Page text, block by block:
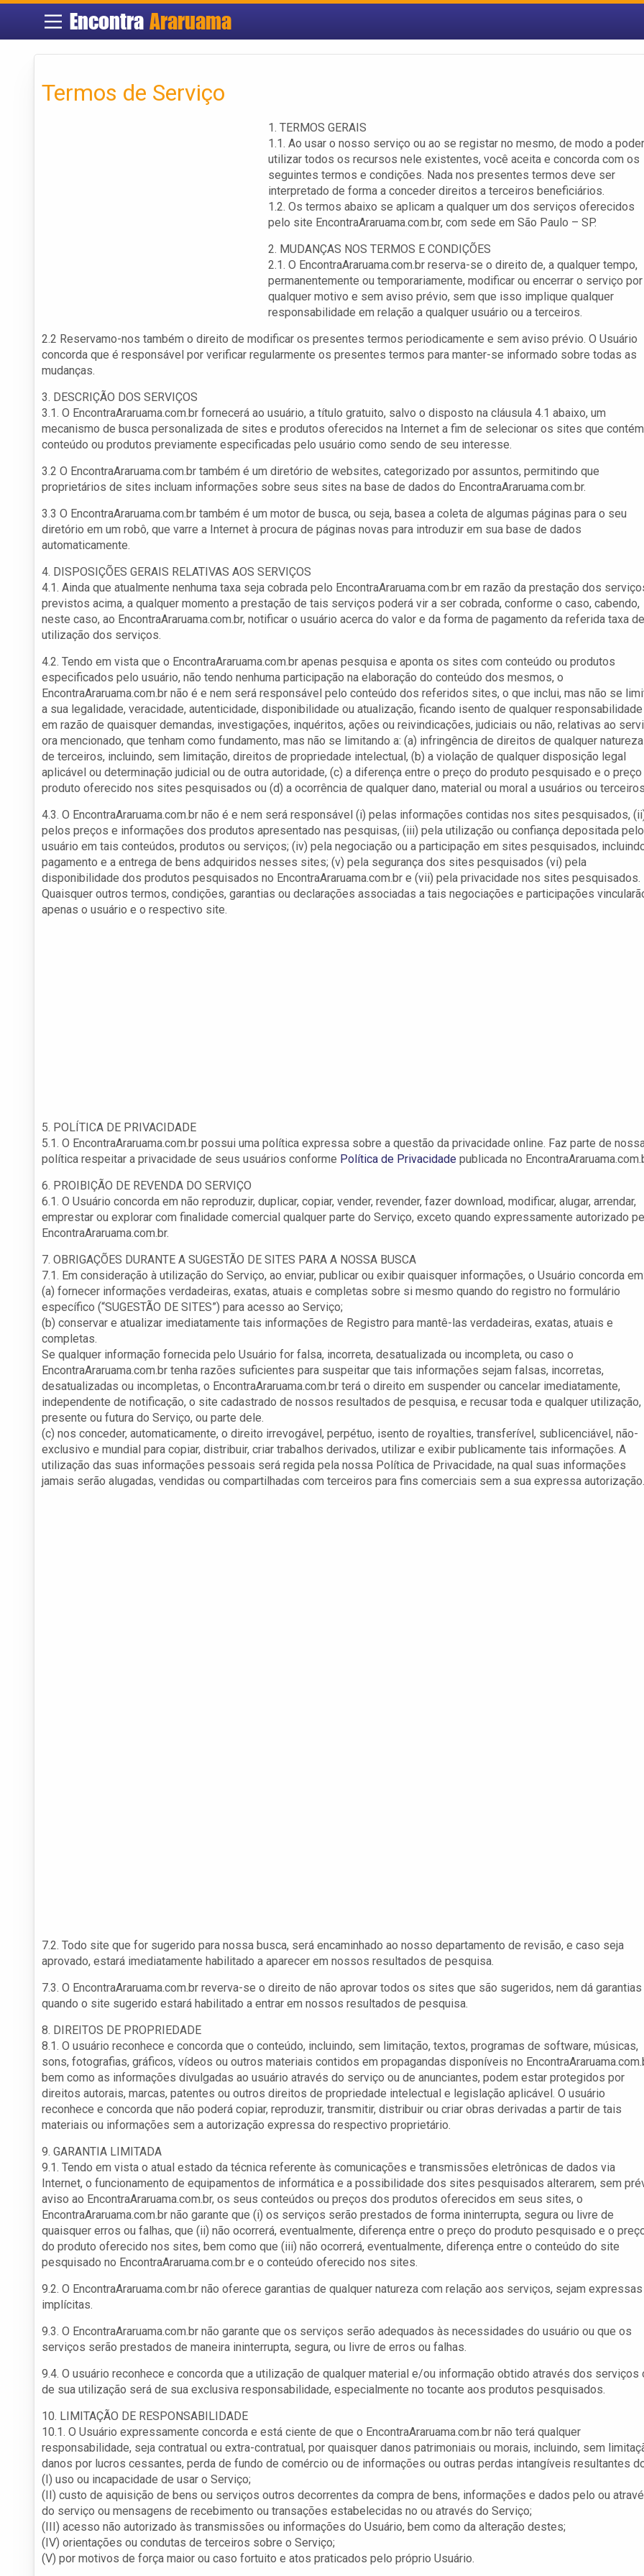
EncontraAraruama
Termos de Serviço
1. TERMOS GERAIS
1.1. Ao usar o nosso serviço ou ao se registar no mesmo, de modo a poder
utilizar todos os recursos nele existentes, você aceita e concorda com os
seguintes termos e condições. Nada nos presentes termos deve ser
interpretado de forma a conceder direitos a terceiros beneficiários.
1.2. Os termos abaixo se aplicam a qualquer um dos serviços oferecidos
pelo site EncontraAraruama.com.br, com sede em São Paulo – SP.
2. MUDANÇAS NOS TERMOS E CONDIÇÕES
2.1. O EncontraAraruama.com.br reserva-se o direito de, a qualquer tempo,
permanentemente ou temporariamente, modificar ou encerrar o serviço por
qualquer motivo e sem aviso prévio, sem que isso implique qualquer
responsabilidade em relação a qualquer usuário ou a terceiros.
2.2 Reservamo-nos também o direito de modificar os presentes termos periodicamente e sem aviso prévio. O Usuário
concorda que é responsável por verificar regularmente os presentes termos para manter-se informado sobre todas as
mudanças.
3. DESCRIÇÃO DOS SERVIÇOS
3.1. O EncontraAraruama.com.br fornecerá ao usuário, a título gratuito, salvo o disposto na cláusula 4.1 abaixo, um
mecanismo de busca personalizada de sites e produtos oferecidos na Internet a fim de selecionar os sites que contém
conteúdo ou produtos previamente especificadas pelo usuário como sendo de seu interesse.
3.2 O EncontraAraruama.com.br também é um diretório de websites, categorizado por assuntos, permitindo que
proprietários de sites incluam informações sobre seus sites na base de dados do EncontraAraruama.com.br.
3.3 O EncontraAraruama.com.br também é um motor de busca, ou seja, basea a coleta de algumas páginas para o seu
diretório em um robô, que varre a Internet à procura de páginas novas para introduzir em sua base de dados
automaticamente.
4. DISPOSIÇÕES GERAIS RELATIVAS AOS SERVIÇOS
4.1. Ainda que atualmente nenhuma taxa seja cobrada pelo EncontraAraruama.com.br em razão da prestação dos
previstos acima, a qualquer momento a prestação de tais serviços poderá vir a ser cobrada, conforme o caso, cabendo,
neste caso, ao EncontraAraruama.com.br, notificar o usuário acerca do valor e da forma de pagamento da referida taxa de
utilização dos serviços.
4.2. Tendo em vista que o EncontraAraruama.com.br apenas pesquisa e aponta os sites com conteúdo ou produtos
especificados pelo usuário, não tendo nenhuma participação na elaboração do conteúdo dos mesmos, o
EncontraAraruama.com.br não é e nem será responsável pelo conteúdo dos referidos sites, o que inclui, mas não se
a sua legalidade, veracidade, autenticidade, disponibilidade ou atualização, ficando isento de qualquer responsabilidade
em razão de quaisquer demandas, investigações, inquéritos, ações ou reivindicações, judiciais ou não, relativas ao
ora mencionado, que tenham como fundamento, mas não se limitando a: (a) infringência de direitos de qualquer natureza
de terceiros, incluindo, sem limitação, direitos de propriedade intelectual, (b) a violação de qualquer disposição legal
aplicável ou determinação judicial ou de outra autoridade, (c) a diferença entre o preço do produto pesquisado e o
produto oferecido nos sites pesquisados ou (d) a ocorrência de qualquer dano, material ou moral a usuários ou
4.3. O EncontraAraruama.com.br não é e nem será responsável (i) pelas informações contidas nos sites pesquisados,
pelos preços e informações dos produtos apresentado nas pesquisas, (iii) pela utilização ou confiança depositada pelo
usuário em tais conteúdos, produtos ou serviços; (iv) pela negociação ou a participação em sites pesquisados,
pagamento e a entrega de bens adquiridos nesses sites; (v) pela segurança dos sites pesquisados (vi) pela
disponibilidade dos produtos pesquisados no EncontraAraruama.com.br e (vii) pela privacidade nos sites pesquisados.
Quaisquer outros termos, condições, garantias ou declarações associadas a tais negociações e participações
apenas o usuário e o respectivo site.
5. POLÍTICA DE PRIVACIDADE
5.1. O EncontraAraruama.com.br possui uma política expressa sobre a questão da privacidade online. Faz parte de
política respeitar a privacidade de seus usuários conforme Política de Privacidade publicada no
6. PROIBIÇÃO DE REVENDA DO SERVIÇO
6.1. O Usuário concorda em não reproduzir, duplicar, copiar, vender, revender, fazer download, modificar, alugar, arrendar,
emprestar ou explorar com finalidade comercial qualquer parte do Serviço, exceto quando expressamente autorizado
EncontraAraruama.com.br.
7. OBRIGAÇÕES DURANTE A SUGESTÃO DE SITES PARA A NOSSA BUSCA
7.1. Em consideração à utilização do Serviço, ao enviar, publicar ou exibir quaisquer informações, o Usuário concorda
(a) fornecer informações verdadeiras, exatas, atuais e completas sobre si mesmo quando do registro no formulário
específico (“SUGESTÃO DE SITES”) para acesso ao Serviço;
(b) conservar e atualizar imediatamente tais informações de Registro para mantê-las verdadeiras, exatas, atuais e
completas.
Se qualquer informação fornecida pelo Usuário for falsa, incorreta, desatualizada ou incompleta, ou caso o
EncontraAraruama.com.br tenha razões suficientes para suspeitar que tais informações sejam falsas, incorretas,
desatualizadas ou incompletas, o EncontraAraruama.com.br terá o direito em suspender ou cancelar imediatamente,
independente de notificação, o site cadastrado de nossos resultados de pesquisa, e recusar toda e qualquer utilização,
presente ou futura do Serviço, ou parte dele.
(c) nos conceder, automaticamente, o direito irrevogável, perpétuo, isento de royalties, transferível, sublicenciável, não-
exclusivo e mundial para copiar, distribuir, criar trabalhos derivados, utilizar e exibir publicamente tais informações. A
utilização das suas informações pessoais será regida pela nossa Política de Privacidade, na qual suas informações
jamais serão alugadas, vendidas ou compartilhadas com terceiros para fins comerciais sem a sua expressa autorização.
7.2. Todo site que for sugerido para nossa busca, será encaminhado ao nosso departamento de revisão, e caso seja
aprovado, estará imediatamente habilitado a aparecer em nossos resultados de pesquisa.
7.3. O EncontraAraruama.com.br reverva-se o direito de não aprovar todos os sites que são sugeridos, nem dá
quando o site sugerido estará habilitado a entrar em nossos resultados de pesquisa.
8. DIREITOS DE PROPRIEDADE
8.1. O usuário reconhece e concorda que o conteúdo, incluindo, sem limitação, textos, programas de software, músicas,
sons, fotografias, gráficos, vídeos ou outros materiais contidos em propagandas disponíveis no
bem como as informações divulgadas ao usuário através do serviço ou de anunciantes, podem estar protegidos por
direitos autorais, marcas, patentes ou outros direitos de propriedade intelectual e legislação aplicável. O usuário
reconhece e concorda que não poderá copiar, reproduzir, transmitir, distribuir ou criar obras derivadas a partir de tais
materiais ou informações sem a autorização expressa do respectivo proprietário.
9. GARANTIA LIMITADA
9.1. Tendo em vista o atual estado da técnica referente às comunicações e transmissões eletrônicas de dados via
Internet, o funcionamento de equipamentos de informática e a possibilidade dos sites pesquisados alterarem, sem
aviso ao EncontraAraruama.com.br, os seus conteúdos ou preços dos produtos oferecidos em seus sites, o
EncontraAraruama.com.br não garante que (i) os serviços serão prestados de forma ininterrupta, segura ou livre de
quaisquer erros ou falhas, que (ii) não ocorrerá, eventualmente, diferença entre o preço do produto pesquisado e o
do produto oferecido nos sites, bem como que (iii) não ocorrerá, eventualmente, diferença entre o conteúdo do site
pesquisado no EncontraAraruama.com.br e o conteúdo oferecido nos sites.
9.2. O EncontraAraruama.com.br não oferece garantias de qualquer natureza com relação aos serviços, sejam
implícitas.
9.3. O EncontraAraruama.com.br não garante que os serviços serão adequados às necessidades do usuário ou que os
serviços serão prestados de maneira ininterrupta, segura, ou livre de erros ou falhas.
9.4. O usuário reconhece e concorda que a utilização de qualquer material e/ou informação obtido através dos serviços
de sua utilização será de sua exclusiva responsabilidade, especialmente no tocante aos produtos pesquisados.
10. LIMITAÇÃO DE RESPONSABILIDADE
10.1. O Usuário expressamente concorda e está ciente de que o EncontraAraruama.com.br não terá qualquer
responsabilidade, seja contratual ou extra-contratual, por quaisquer danos patrimoniais ou morais, incluindo, sem
danos por lucros cessantes, perda de fundo de comércio ou de informações ou outras perdas intangíveis resultantes
(I) uso ou incapacidade de usar o Serviço;
(II) custo de aquisição de bens ou serviços outros decorrentes da compra de bens, informações e dados pelo ou
do serviço ou mensagens de recebimento ou transações estabelecidas no ou através do Serviço;
(III) acesso não autorizado às transmissões ou informações do Usuário, bem como da alteração destes;
(IV) orientações ou condutas de terceiros sobre o Serviço;
(V) por motivos de força maior ou caso fortuito e atos praticados pelo próprio Usuário.